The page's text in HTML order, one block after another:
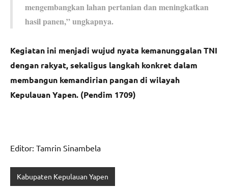
mengembangkan lahan pertanian dan meningkatkan
hasil panen,” ungkapnya.
Kegiatan ini menjadi wujud nyata kemanunggalan TNI
dengan rakyat, sekaligus langkah konkret dalam
membangun kemandirian pangan di wilayah
Kepulauan Yapen. (Pendim 1709)
Editor: Tamrin Sinambela
Kabupaten Kepulauan Yapen